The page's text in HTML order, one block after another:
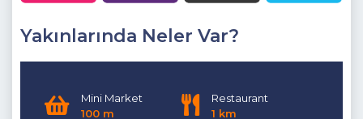
Yakınlarında Neler Var?
Mini Market
100 m
Restaurant
1 km